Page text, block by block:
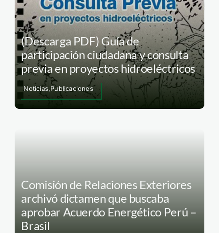
(Descarga PDF) Guía de
participación ciudadana y consulta
previa en proyectos hidroeléctricos
Noticias,Publicaciones
Comisión de Relaciones Exteriores
archivó dictamen que buscaba
aprobar Acuerdo Energético Perú –
Brasil